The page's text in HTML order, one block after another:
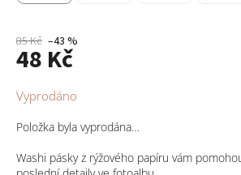
85 Kč –43 %
48 Kč
cena:
Vyprodáno
Položka byla vyprodána…
Washi pásky z rýžového papíru vám